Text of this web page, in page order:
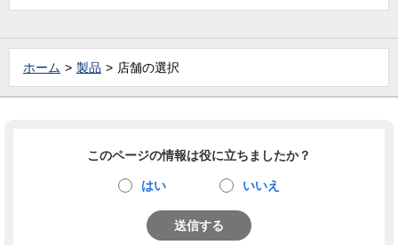
ホーム 製品 店舗の選択
このページの情報は役に立ちましたか？
はい いいえ
送信する